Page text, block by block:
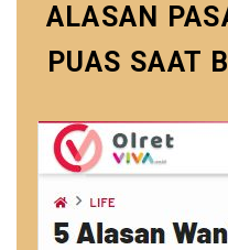
ALASAN
PUAS SAAT